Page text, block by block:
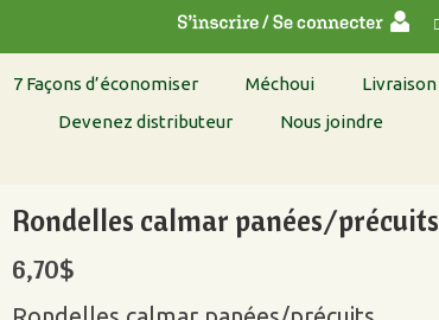
7 Façons d’économiser Méchoui
Livraison
Devenez distributeur Nous joindre
Rondelles calmar panées/précuits
6,70$